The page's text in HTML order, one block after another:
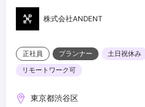
株式会社ANDENT
正社員 プランナー 土日祝休み
リモートワーク可
東京都渋谷区